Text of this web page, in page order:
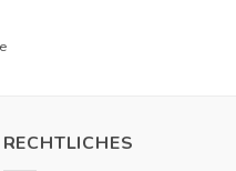
RECHTLICHES